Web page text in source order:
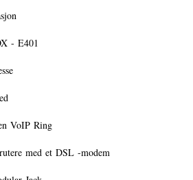
- E401
VoIP Ring
med et DSL -modem